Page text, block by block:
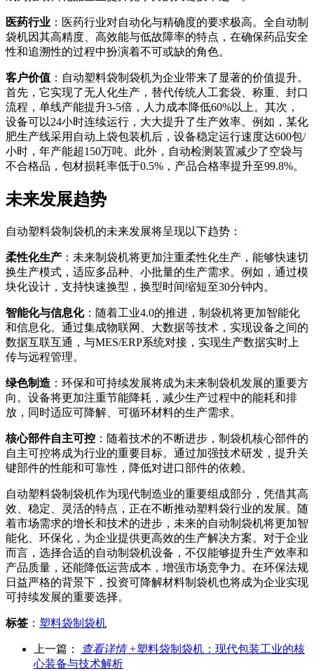
医药行业 ：医药行业对自动化与精确度的要求极高。全自动制
袋机因其高精度、高效能与低故障率的特点，在确保药品安全
性和追溯性的过程中扮演着不可或缺的角色。
客户价值 ：自动塑料袋制袋机为企业带来了显著的价值提升。
首先，它实现了无人化生产，替代传统人工套袋、称重、封口
流程，单线产能提升3-5倍，人力成本降低60%以上。其次，
设备可以24小时连续运行，大大提升了生产效率。例如，某化
肥生产线采用自动上袋包装机后，设备稳定运行速度达600包/
小时，年产能超150万吨。此外，自动检测装置减少了空袋与
不合格品，包材损耗率低于0.5%，产品合格率提升至99.8%。
未来发展趋势
自动塑料袋制袋机的未来发展将呈现以下趋势：
柔性化生产 ：未来制袋机将更加注重柔性化生产，能够快速切
换生产模式，适应多品种、小批量的生产需求。例如，通过模
块化设计，支持快速换型，换型时间缩短至30分钟内。
智能化与信息化：随着工业4.0的推进，制袋机将更加智能化
和信息化。通过集成物联网、大数据等技术，实现设备之间的
数据互联互通，与MES/ERP系统对接，实现生产数据实时上
传与远程管理。
绿色制造 ：环保和可持续发展将成为未来制袋机发展的重要方
向。设备将更加注重节能降耗，减少生产过程中的能耗和排
放，同时适应可降解、可循环材料的生产需求。
核心部件自主可控 ：随着技术的不断进步，制袋机核心部件的
自主可控将成为行业的重要目标。通过加强技术研发，提升关
键部件的性能和可靠性，降低对进口部件的依赖。
自动塑料袋制袋机作为现代制造业的重要组成部分，凭借其高
效、稳定、灵活的特点，正在不断推动塑料袋行业的发展。随
着市场需求的增长和技术的进步，未来的自动制袋机将更加智
能化、环保化，为企业提供更高效的生产解决方案。对于企业
而言，选择合适的自动制袋机设备，不仅能够提升生产效率和
产品质量，还能降低运营成本，增强市场竞争力。在环保法规
日益严格的背景下，投资可降解材料制袋机也将成为企业实现
可持续发展的重要选择。
标签 ： 塑料袋制袋机
上一篇： 查看详情 +塑料袋制袋机：现代包装工业的核
心装备与技术解析